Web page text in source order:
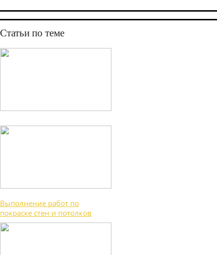
Статьи по теме
Выполнение работ по
покраске стен и потолков